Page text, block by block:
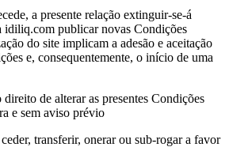
a presente relação extinguir-se-á
idiliq.com publicar novas Condições
do site implicam a adesão e aceitação
e, consequentemente, o início de uma
de alterar as presentes Condições
e sem aviso prévio
transferir, onerar ou sub-rogar a favor